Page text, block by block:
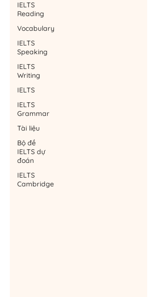
IELTS
Reading
Vocabulary
IELTS
Speaking
IELTS
Writing
IELTS
IELTS
Grammar
Tài liệu
Bộ đề
IELTS dự
đoán
IELTS
Cambridge